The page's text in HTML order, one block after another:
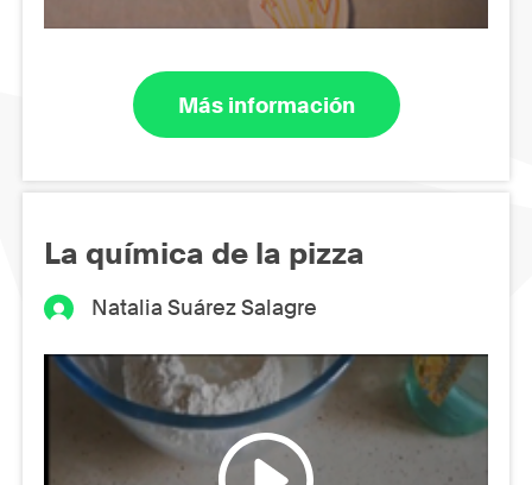
Más información
La química de la pizza
Natalia Suárez Salagre